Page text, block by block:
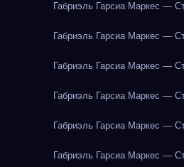
Габриэль Гарсиа Маркес —
Габриэль Гарсиа Маркес —
Габриэль Гарсиа Маркес —
Габриэль Гарсиа Маркес —
Габриэль Гарсиа Маркес —
Габриэль Гарсиа Маркес —